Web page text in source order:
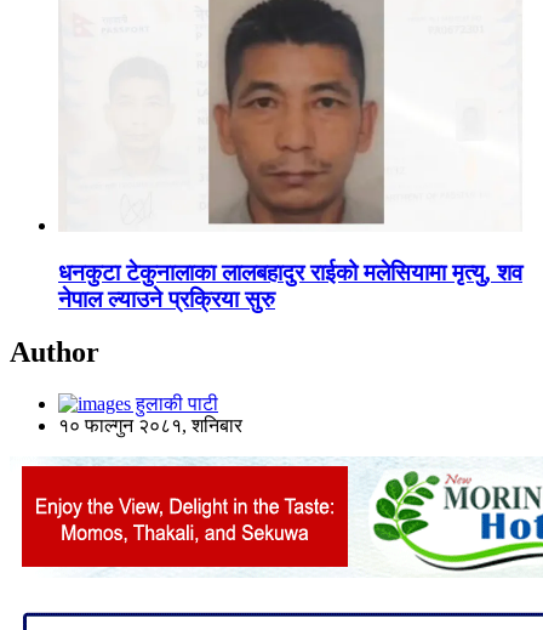
धनकुटा टेकुनालाका लालबहादुर राईको मलेसियामा मृत्यु, शव
नेपाल ल्याउने प्रक्रिया सुरु
Author
हुलाकी पाटी
१० फाल्गुन २०८१, शनिबार